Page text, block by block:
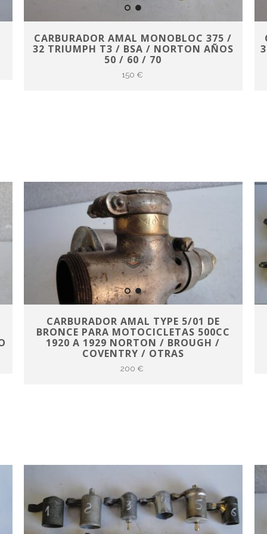
CARBURADOR AMAL MONOBLOC 375 /
32 TRIUMPH T3 / BSA / NORTON AÑOS
50 / 60 / 70
150 €
CARBURADOR AMAL TYPE 5/01 DE
BRONCE PARA MOTOCICLETAS 500CC
1920 A 1929 NORTON / BROUGH /
COVENTRY / OTRAS
200 €